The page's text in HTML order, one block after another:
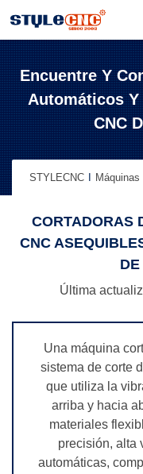
Encuentre Y
Automáticos
CNC
STYLECNC Máquinas
CORTADORAS
CNC
Última
Una máquina
sistema de corte
que utiliza la
arriba y hacia
materiales
precisión, alta
automáticas,